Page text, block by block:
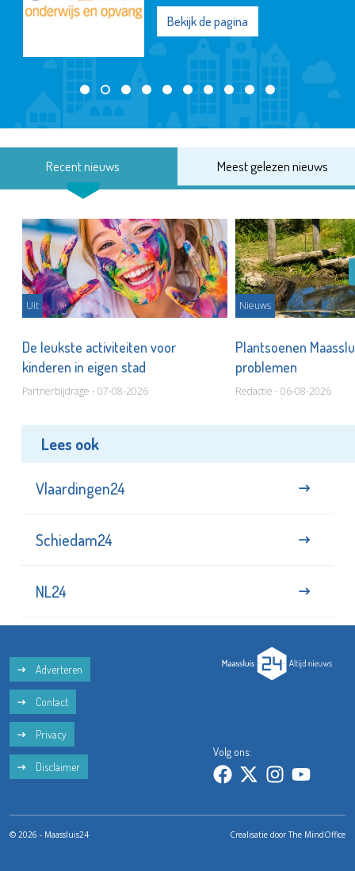
Bekijk de pagina
Recent nieuws Meest gelezen nieuws
Uit
De leukste activiteiten voor
kinderen in eigen stad
Partnerbijdrage - 07-08-2026
Nieuws
Plantsoenen
problemen
Redactie - 06-08-2026
Lees ook
Vlaardingen24
Schiedam24
NL24
Adverteren
Contact
Privacy
Disclaimer
Volg ons:
© 2026 - Maassluis24 Crealisatie doorThe MindOffice